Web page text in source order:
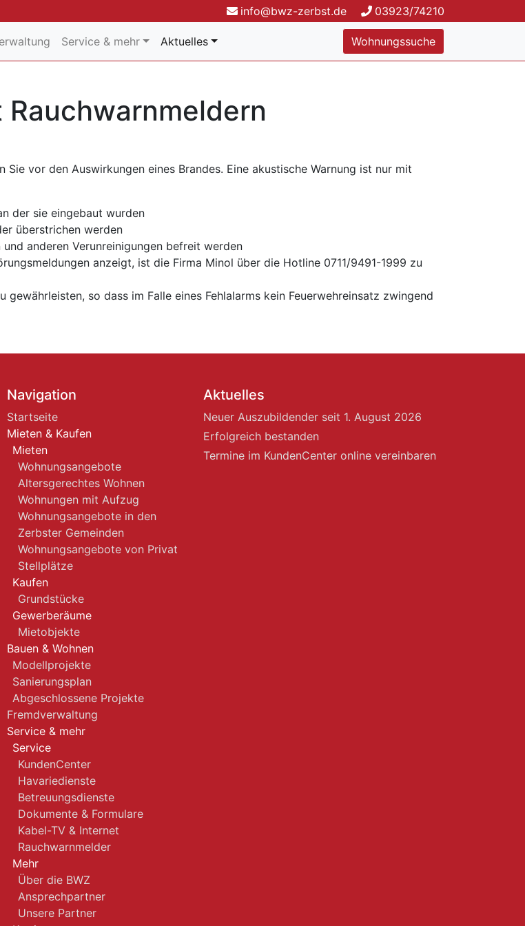
info@bwz-zerbst.de 03923/74210
Service & mehr Aktuelles Wohnungssuche
vor den Auswirkungen eines Brandes. Eine akustische Warnung ist nur mit
der sie eingebaut wurden
überstrichen werden
anderen Verunreinigungen befreit werden
anzeigt, ist die Firma Minol über die Hotline 0711/9491-1999 zu
so dass im Falle eines Fehlalarms kein Feuerwehreinsatz zwingend
Navigation
Startseite
Mieten & Kaufen
Mieten
Wohnungsangebote
Altersgerechtes Wohnen
Wohnungen mit Aufzug
Wohnungsangebote in den
Zerbster Gemeinden
Wohnungsangebote von Privat
Stellplätze
Kaufen
Grundstücke
Gewerberäume
Mietobjekte
Bauen & Wohnen
Modellprojekte
Sanierungsplan
Abgeschlossene Projekte
Fremdverwaltung
Service & mehr
Service
KundenCenter
Havariedienste
Betreuungsdienste
Dokumente & Formulare
Kabel-TV & Internet
Rauchwarnmelder
Mehr
Über die BWZ
Ansprechpartner
Unsere Partner
Aktuelles
Neuer Auszubildender seit 1. August 2026
Erfolgreich bestanden
Termine im KundenCenter online vereinbaren